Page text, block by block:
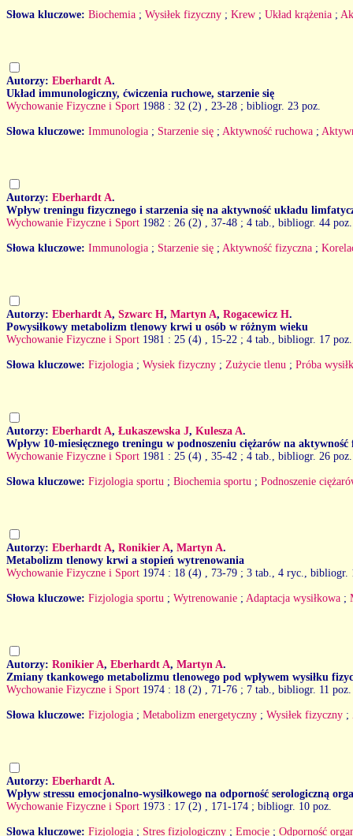
Słowa kluczowe: Biochemia ; Wysiłek fizyczny ; Krew ; Układ krążenia ;
Autorzy: Eberhardt A.
Układ immunologiczny, ćwiczenia ruchowe, starzenie się
Wychowanie Fizyczne i Sport 1988 : 32 (2) , 23-28 ; bibliogr. 23 poz.
Słowa kluczowe: Immunologia ; Starzenie się ; Aktywność ruchowa ;
Autorzy: Eberhardt A.
Wpływ treningu fizycznego i starzenia się na aktywność układu
Wychowanie Fizyczne i Sport 1982 : 26 (2) , 37-48 ; 4 tab., bibliogr. 44 poz.
Słowa kluczowe: Immunologia ; Starzenie się ; Aktywność fizyczna ;
Autorzy: Eberhardt A, Szwarc H, Martyn A, Rogacewicz H.
Powysiłkowy metabolizm tlenowy krwi u osób w różnym wieku
Wychowanie Fizyczne i Sport 1981 : 25 (4) , 15-22 ; 4 tab., bibliogr. 17 poz.
Słowa kluczowe: Fizjologia ; Wysiek fizyczny ; Zużycie tlenu ; Próba
Autorzy: Eberhardt A, Łukaszewska J, Kulesza A.
Wpływ 10-miesięcznego treningu w podnoszeniu ciężarów na
Wychowanie Fizyczne i Sport 1981 : 25 (4) , 35-42 ; 4 tab., bibliogr. 26 poz.
Słowa kluczowe: Fizjologia sportu ; Biochemia sportu ; Podnoszenie
Autorzy: Eberhardt A, Ronikier A, Martyn A.
Metabolizm tlenowy krwi a stopień wytrenowania
Wychowanie Fizyczne i Sport 1974 : 18 (4) , 73-79 ; 3 tab., 4 ryc., bibliogr.
Słowa kluczowe: Fizjologia sportu ; Wytrenowanie ; Adaptacja wysiłkowa ;
Autorzy: Ronikier A, Eberhardt A, Martyn A.
Zmiany tkankowego metabolizmu tlenowego pod wpływem wysiłku
Wychowanie Fizyczne i Sport 1974 : 18 (2) , 71-76 ; 7 tab., bibliogr. 11 poz.
Słowa kluczowe: Fizjologia ; Metabolizm energetyczny ; Wysiłek fizyczny ;
Autorzy: Eberhardt A.
Wpływ stressu emocjonalno-wysiłkowego na odporność serologiczną
Wychowanie Fizyczne i Sport 1973 : 17 (2) , 171-174 ; bibliogr. 10 poz.
Słowa kluczowe: Fizjologia ; Stres fizjologiczny ; Emocje ; Odporność